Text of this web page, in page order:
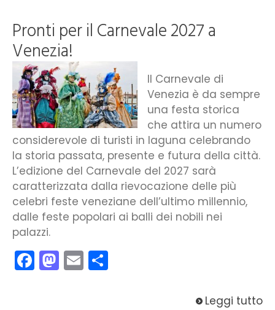
Pronti per il Carnevale 2027 a
Venezia!
Il Carnevale di
Venezia è da sempre
una festa storica
che attira un numero
considerevole di turisti in laguna celebrando
la storia passata, presente e futura della città.
L’edizione del Carnevale del 2027 sarà
caratterizzata dalla rievocazione delle più
celebri feste veneziane dell’ultimo millennio,
dalle feste popolari ai balli dei nobili nei
palazzi.
Facebook
Mastodon
Email
Leggi tutto